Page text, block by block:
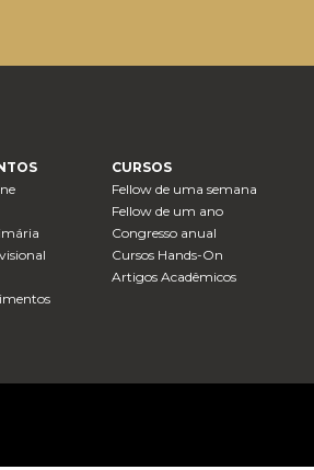
CURSOS
Fellow de uma semana
Fellow de um ano
Congresso anual
Cursos Hands-On
Artigos Acadêmicos